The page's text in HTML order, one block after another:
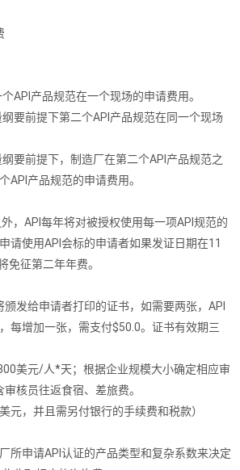
API产品规范在一个现场的申请费用。
要前提下第二个API产品规范在同一个现场
要前提下，制造厂在第二个API产品规范之
API产品规范的申请费用。
，API每年将对被授权使用每一项API规范的
请使用API会标的申请者如果发证日期在11
免征第二年年费。
发给申请者打印的证书，如需要两张，API
每增加一张，需支付$50.0。证书有效期三
美元/人*天；根据企业规模大小确定相应审
核员往返食宿、差旅费。
元，并且需另付银行的手续费和税款）
所申请API认证的产品类型和复杂系数来决定